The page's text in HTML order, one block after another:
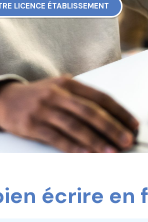
LICENCE ÉTABLISSEMENT
écrire en